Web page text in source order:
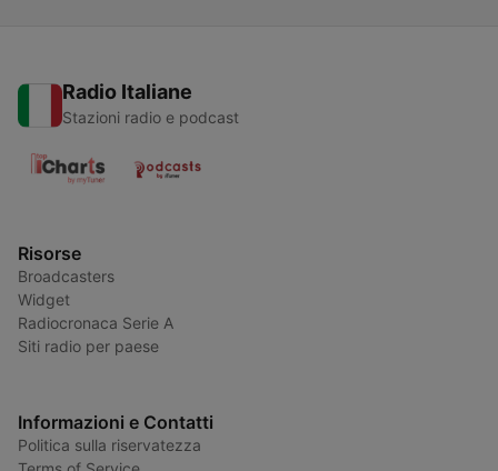
Radio Italiane
Stazioni radio e podcast
Risorse
Broadcasters
Widget
Radiocronaca Serie A
Siti radio per paese
Informazioni e Contatti
Politica sulla riservatezza